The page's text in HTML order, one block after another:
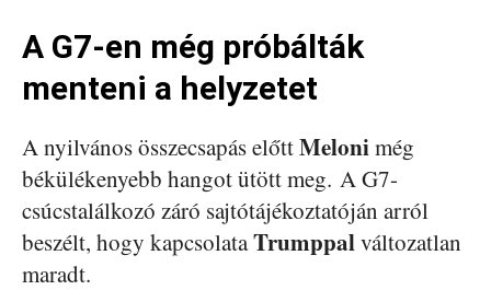
A G7-en még próbálták
menteni a helyzetet
A nyilvános összecsapás előttMelonimég
békülékenyebb hangot ütött meg. A G7-
csúcstalálkozó záró sajtótájékoztatóján arról
beszélt, hogy kapcsolataTrumppalváltozatlan
maradt.